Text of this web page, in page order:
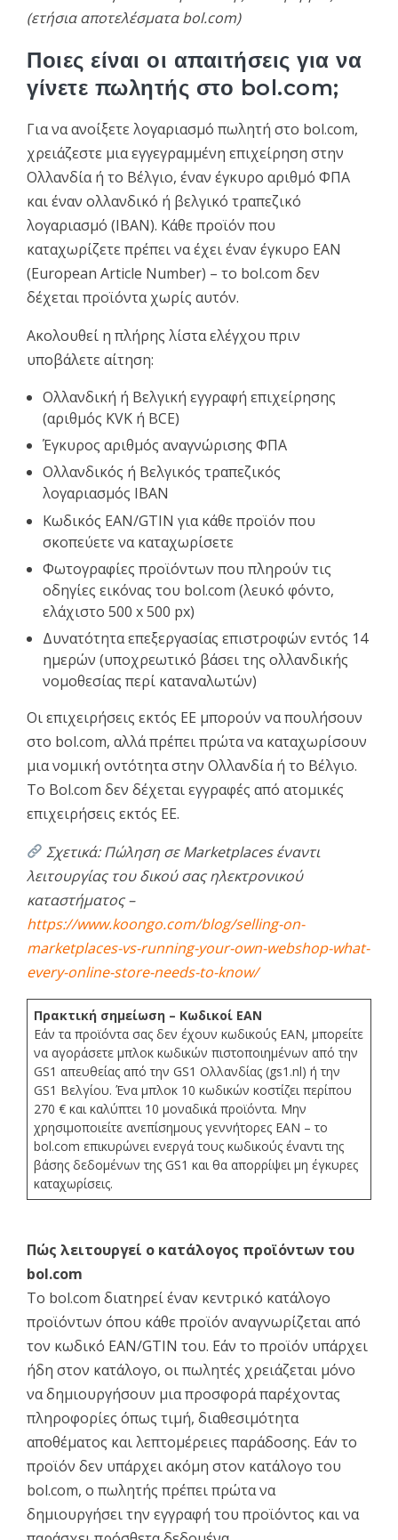
(ετήσια αποτελέσματα bol.com)
Ποιες είναι οι απαιτήσεις για να
γίνετε πωλητής στο bol.com;
Για να ανοίξετε λογαριασμό πωλητή στο bol.com,
χρειάζεστε μια εγγεγραμμένη επιχείρηση στην
Ολλανδία ή το Βέλγιο, έναν έγκυρο αριθμό ΦΠΑ
και έναν ολλανδικό ή βελγικό τραπεζικό
λογαριασμό (IBAN). Κάθε προϊόν που
καταχωρίζετε πρέπει να έχει έναν έγκυρο EAN
(European Article Number) – το bol.com δεν
δέχεται προϊόντα χωρίς αυτόν.
Ακολουθεί η πλήρης λίστα ελέγχου πριν
υποβάλετε αίτηση:
Ολλανδική ή Βελγική εγγραφή επιχείρησης
(αριθμός KVK ή BCE)
Έγκυρος αριθμός αναγνώρισης ΦΠΑ
Ολλανδικός ή Βελγικός τραπεζικός
λογαριασμός IBAN
Κωδικός EAN/GTIN για κάθε προϊόν που
σκοπεύετε να καταχωρίσετε
Φωτογραφίες προϊόντων που πληρούν τις
οδηγίες εικόνας του bol.com (λευκό φόντο,
ελάχιστο 500 x 500 px)
Δυνατότητα επεξεργασίας επιστροφών εντός 14
ημερών (υποχρεωτικό βάσει της ολλανδικής
νομοθεσίας περί καταναλωτών)
Οι επιχειρήσεις εκτός ΕΕ μπορούν να πουλήσουν
στο bol.com, αλλά πρέπει πρώτα να καταχωρίσουν
μια νομική οντότητα στην Ολλανδία ή το Βέλγιο.
Το Bol.com δεν δέχεται εγγραφές από ατομικές
επιχειρήσεις εκτός ΕΕ.
Σχετικά: Πώληση σε Marketplaces έναντι
λειτουργίας του δικού σας ηλεκτρονικού
καταστήματος –
https://www.koongo.com/blog/selling-on-
marketplaces-vs-running-your-own-webshop-what-
every-online-store-needs-to-know/
Πρακτική σημείωση – Κωδικοί EAN
Εάν τα προϊόντα σας δεν έχουν κωδικούς EAN, μπορείτε
να αγοράσετε μπλοκ κωδικών πιστοποιημένων από την
GS1 απευθείας από την GS1 Ολλανδίας (gs1.nl) ή την
GS1 Βελγίου. Ένα μπλοκ 10 κωδικών κοστίζει περίπου
270 € και καλύπτει 10 μοναδικά προϊόντα. Μην
χρησιμοποιείτε ανεπίσημους γεννήτορες EAN – το
bol.com επικυρώνει ενεργά τους κωδικούς έναντι της
βάσης δεδομένων της GS1 και θα απορρίψει μη έγκυρες
καταχωρίσεις.
Πώς λειτουργεί ο κατάλογος προϊόντων του
bol.com
Το bol.com διατηρεί έναν κεντρικό κατάλογο
προϊόντων όπου κάθε προϊόν αναγνωρίζεται από
τον κωδικό EAN/GTIN του. Εάν το προϊόν υπάρχει
ήδη στον κατάλογο, οι πωλητές χρειάζεται μόνο
να δημιουργήσουν μια προσφορά παρέχοντας
πληροφορίες όπως τιμή, διαθεσιμότητα
αποθέματος και λεπτομέρειες παράδοσης. Εάν το
προϊόν δεν υπάρχει ακόμη στον κατάλογο του
bol.com, ο πωλητής πρέπει πρώτα να
δημιουργήσει την εγγραφή του προϊόντος και να